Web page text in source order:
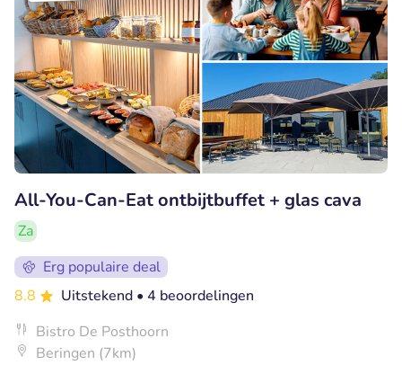
All-You-Can-Eat ontbijtbuffet + glas cava
Za
Erg populaire deal
8.8
Uitstekend • 4 beoordelingen
Bistro De Posthoorn
Beringen (7km)